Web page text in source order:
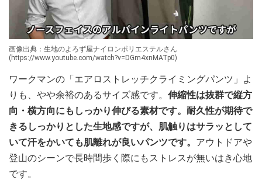
画像出典：生地のよろず屋ナイロンポリエステルさん
(https://www.youtube.com/watch?v=DGm4xnMATp0)
ワークマンの「エアロストレッチクライミングパンツ」よ
りも、やや余裕のあるサイズ感です。 伸縮性は抜群で縦方
向・横方向にもしっかり伸びる素材です。 耐久性が期待で
きるしっかりとした生地感ですが、肌触りはサラッとして
いて汗をかいても肌離れが良いパンツです。 アウトドアや
登山のシーンで長時間歩く際にもストレスが無いはき心地
です。